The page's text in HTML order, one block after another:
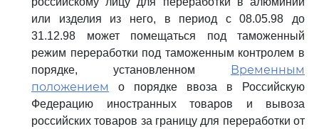
или изделия из него, в период с 08.05.98 до
31.12.98 может помещаться под таможенный
режим переработки под таможенным контролем в
порядке, установленном
Временным
положением
о порядке ввоза в Российскую
Федерацию иностранных товаров и вывоза
российских товаров за границу для переработки от